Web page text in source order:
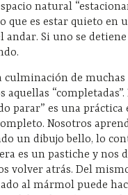
natural
que es estar quieto en
andar. Si uno se
culminación de muchas
aquellas
parar” es una práctica
Nosotros
un dibujo bello, lo
es un pastiche y nos
volver atrás. Del
al mármol puede